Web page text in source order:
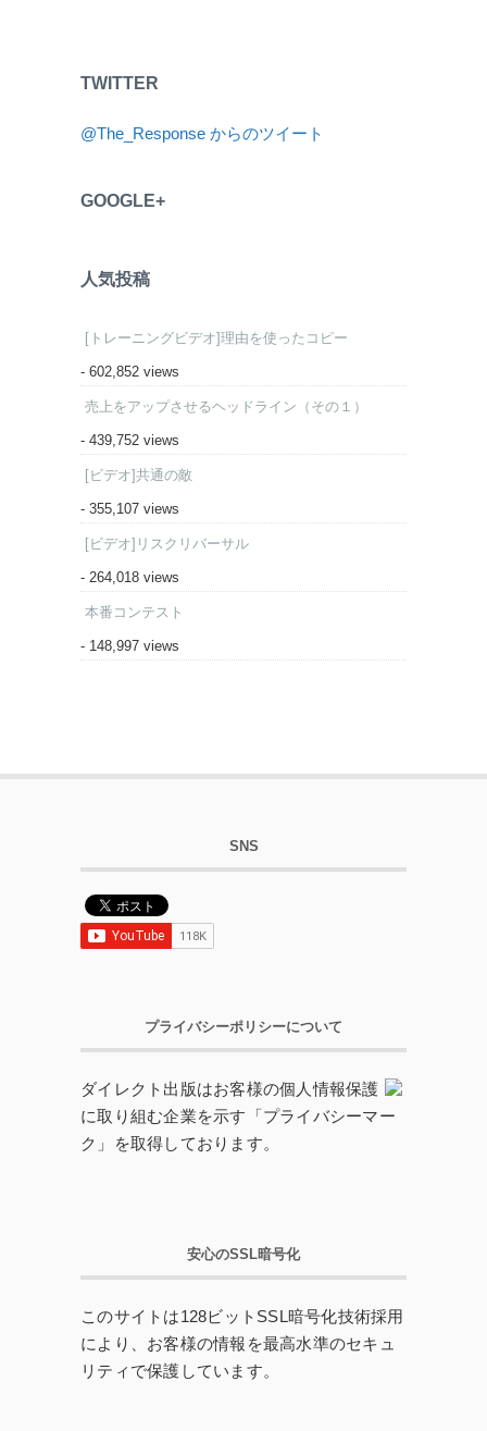
TWITTER
@The_Response からのツイート
GOOGLE+
人気投稿
[トレーニングビデオ]理由を使ったコピー
- 602,852 views
売上をアップさせるヘッドライン（その１）
- 439,752 views
[ビデオ]共通の敵
- 355,107 views
[ビデオ]リスクリバーサル
- 264,018 views
本番コンテスト
- 148,997 views
SNS
プライバシーポリシーについて
ダイレクト出版はお客様の個人情報保護
に取り組む企業を示す「プライバシーマー
ク」を取得しております。
安心のSSL暗号化
このサイトは128ビットSSL暗号化技術採用
により、お客様の情報を最高水準のセキュ
リティで保護しています。